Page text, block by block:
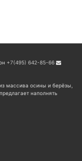
+7(495) 642-85-66
массива осины и берёзы,
наполнять